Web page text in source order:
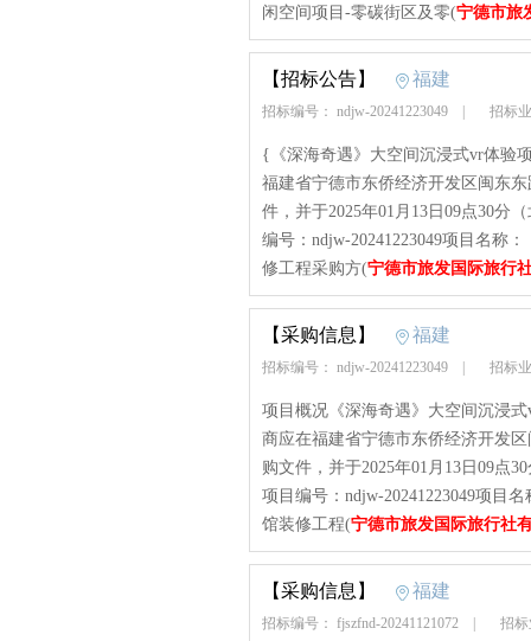
闲空间项目-零碳街区及零(宁德市旅
【招标公告】 福建
招标编号： ndjw-20241223049 招标
{《深海奇遇》大空间沉浸式vr体验
福建省宁德市东侨经济开发区闽东
件，并于2025年01月13日09点30分
编号：ndjw-20241223049项目名称
修工程采购方(宁德市旅发国际旅行
【采购信息】 福建
招标编号： ndjw-20241223049 招标
项目概况《深海奇遇》大空间沉浸
商应在福建省宁德市东侨经济开发
购文件，并于2025年01月13日09点
项目编号：ndjw-20241223049项目
馆装修工程(宁德市旅发国际旅行社
【采购信息】 福建
招标编号： fjszfnd-20241121072 招标